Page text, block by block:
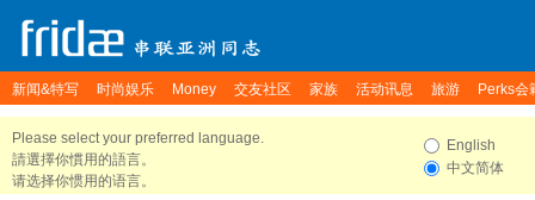
新闻&特写 时尚娱乐 Money 交友社区 家族 活动讯息 旅游 Perks会
Please select your preferred language.
請選擇你慣用的語言。
请选择你惯用的语言。
English
中文简体